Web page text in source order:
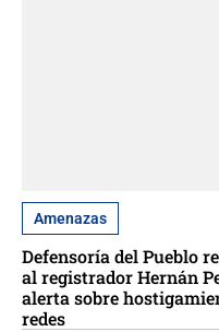
Amenazas
Defensoría del Pueblo
al registrador Hernán
alerta sobre
redes